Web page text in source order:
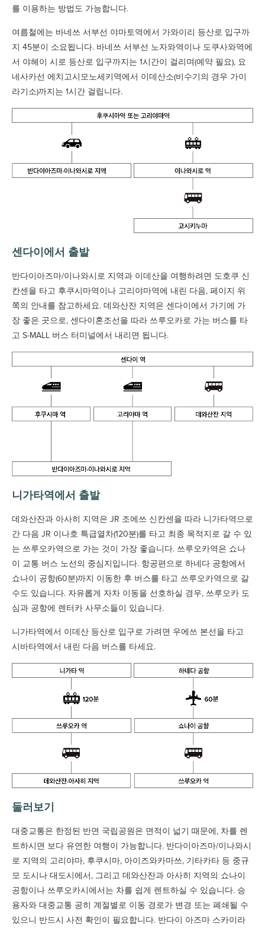
를 이용하는 방법도 가능합니다.
여름철에는 바네쓰 서부선 야마토역에서 가와이리 등산로 입구까
지 45분이 소요됩니다. 바네쓰 서부선 노자와역이나 도쿠사와역에
서 야헤이 시로 등산로 입구까지는 1시간이 걸리며(예약 필요), 요
네사카선 에치고시모노세키역에서 이데산소(비수기의 경우 가이
라기소)까지는 1시간 걸립니다.
센다이에서 출발
반다이아즈마/이나와시로 지역과 이데산을 여행하려면 도호쿠 신
칸센을 타고 후쿠시마역이나 고리야마역에 내린 다음, 페이지 위
쪽의 안내를 참고하세요. 데와산잔 지역은 센다이에서 가기에 가
장 좋은 곳으로, 센다이혼조선을 따라 쓰루오카로 가는 버스를 타
고 S-MALL 버스 터미널에서 내리면 됩니다.
니가타역에서 출발
데와산잔과 아사히 지역은 JR 조에쓰 신칸센을 따라 니가타역으로
간 다음 JR 이나호 특급열차(120분)를 타고 최종 목적지로 갈 수 있
는 쓰루오카역으로 가는 것이 가장 좋습니다. 쓰루오카역은 쇼나
이 교통 버스 노선의 중심지입니다. 항공편으로 하네다 공항에서
쇼나이 공항(60분)까지 이동한 후 버스를 타고 쓰루오카역으로 갈
수도 있습니다. 자유롭게 자차 이동을 선호하실 경우, 쓰루오카 도
심과 공항에 렌터카 사무소들이 있습니다.
니가타역에서 이데산 등산로 입구로 가려면 우에쓰 본선을 타고
시바타역에서 내린 다음 버스를 타세요.
둘러보기
대중교통은 한정된 반면 국립공원은 면적이 넓기 때문에, 차를 렌
트하시면 보다 유연한 여행이 가능합니다. 반다이아즈마/이나와시
로 지역의 고리야마, 후쿠시마, 아이즈와카마쓰, 기타카타 등 중규
모 도시나 대도시에서, 그리고 데와산잔과 아사히 지역의 쇼나이
공항이나 쓰루오카시에서는 차를 쉽게 렌트하실 수 있습니다. 승
용자와 대중교통 공히 계절별로 이동 경로가 변경 또는 폐쇄될 수
있으니 반드시 사전 확인이 필요합니다. 반다이 아즈마 스카이라